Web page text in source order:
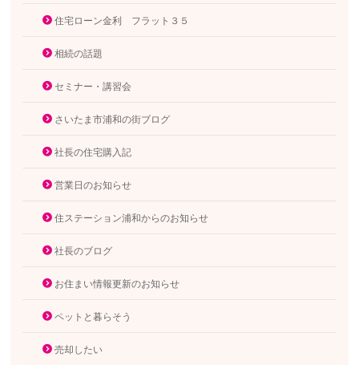
住宅ローン金利 フラット３５
相続の話題
セミナー・講習会
さいたま市浦和の街ブログ
社長の住宅購入記
営業日のお知らせ
住ステーション浦和からのお知らせ
社長のブログ
お住まい情報更新のお知らせ
ペットと暮らそう
売却したい